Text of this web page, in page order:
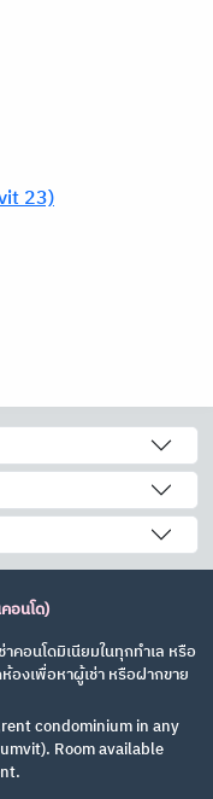
23)
อนโด)
อนโดมิเนียมในทุกทำเล หรือ
องเพื่อหาผู้เช่า หรือฝากขาย
condominium in any
Room available